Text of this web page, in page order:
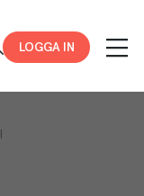
LOGGA IN